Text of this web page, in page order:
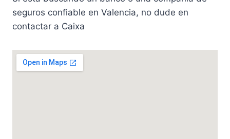
seguros confiable en Valencia, no dude en
contactar a Caixa